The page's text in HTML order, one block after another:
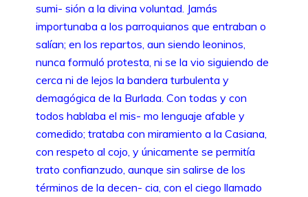
sumi- sión a la divina voluntad. Jamás
importunaba a los parroquianos que entraban o
salían; en los repartos, aun siendo leoninos,
nunca formuló protesta, ni se la vio siguiendo de
cerca ni de lejos la bandera turbulenta y
demagógica de la Burlada. Con todas y con
todos hablaba el mis- mo lenguaje afable y
comedido; trataba con miramiento a la Casiana,
con respeto al cojo, y únicamente se permitía
trato confianzudo, aunque sin salirse de los
términos de la decen- cia, con el ciego llamado